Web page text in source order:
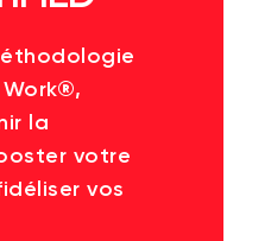
la
votre
vos